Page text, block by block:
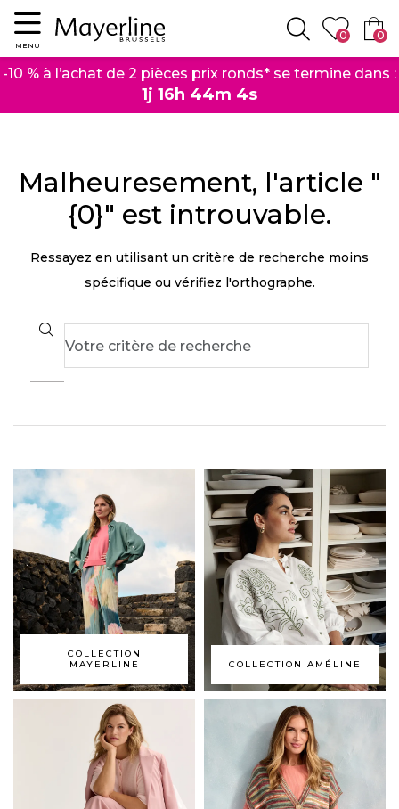
Menu
MENU Rechercher
0 0
-10 % à l’achat de 2 pièces prix ronds* se termine dans :
1j 16h 44m 4s
Malheuresement, l'article "
{0}" est introuvable.
Ressayez en utilisant un critère de recherche moins
spécifique ou vérifiez l'orthographe.
Search
COLLECTION
MAYERLINE
COLLECTION AMÉLINE